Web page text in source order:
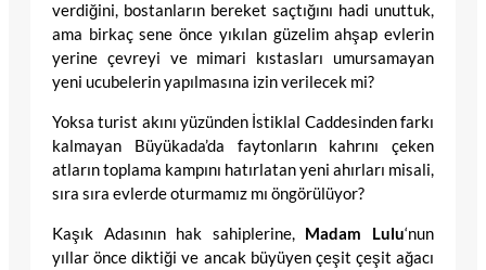
verdiğini, bostanların bereket saçtığını hadi unuttuk,
ama birkaç sene önce yıkılan güzelim ahşap evlerin
yerine çevreyi ve mimari kıstasları umursamayan
yeni ucubelerin yapılmasına izin verilecek mi?
Yoksa turist akını yüzünden İstiklal Caddesinden farkı
kalmayan Büyükada’da faytonların kahrını çeken
atların toplama kampını hatırlatan yeni ahırları misali,
sıra sıra evlerde oturmamız mı öngörülüyor?
Kaşık Adasının hak sahiplerine, Madam Lulu‘nun
yıllar önce diktiği ve ancak büyüyen çeşit çeşit ağacı